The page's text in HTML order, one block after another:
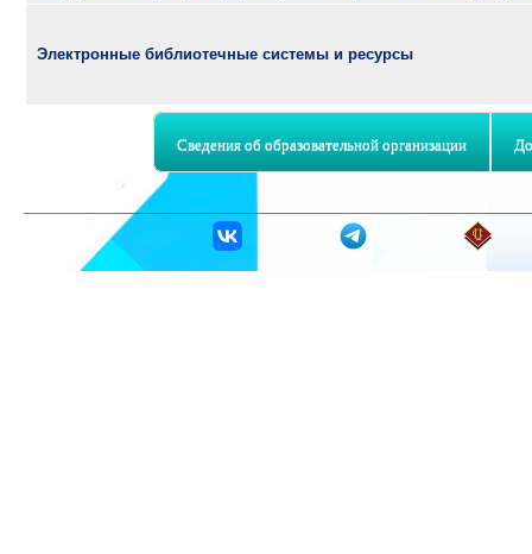
Электронные библиотечные системы и ресурсы
Сведения об образовательной организации